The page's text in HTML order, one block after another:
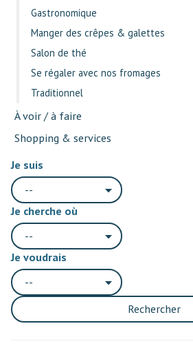
Gastronomique
Manger des crêpes & galettes
Salon de thé
Se régaler avec nos fromages
Traditionnel
À voir / à faire
Shopping & services
Je suis
--
Je cherche où
--
Je voudrais
--
Rechercher